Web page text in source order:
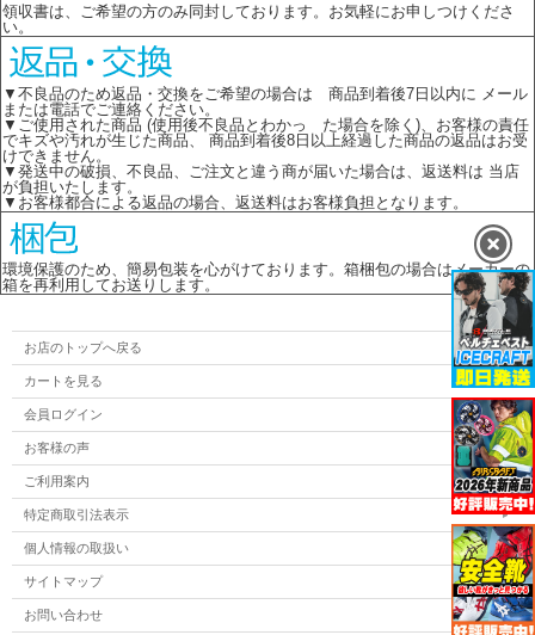
領収書は、ご希望の方のみ同封しております。お気軽にお申しつけくださ
い。
▼不良品のため返品・交換をご希望の場合は 商品到着後7日以内に メール
または電話でご連絡ください。
▼ご使用された商品 (使用後不良品とわかっ た場合を除く)、お客様の責任
でキズや汚れが生じた商品、 商品到着後8日以上経過した商品の返品はお受
けできません。
▼発送中の破損、不良品、ご注文と違う商が届いた場合は、返送料は 当店
が負担いたします。
▼お客様都合による返品の場合、返送料はお客様負担となります。
環境保護のため、簡易包装を心がけております。箱梱包の場合はメーカーの
箱を再利用してお送りします。
お店のトップへ戻る
カートを見る
会員ログイン
お客様の声
ご利用案内
特定商取引法表示
個人情報の取扱い
サイトマップ
お問い合わせ